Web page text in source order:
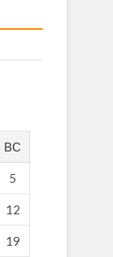
ВС
5
12
19